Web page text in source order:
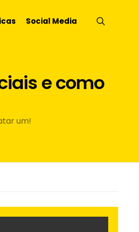
Social Media
e como
um!